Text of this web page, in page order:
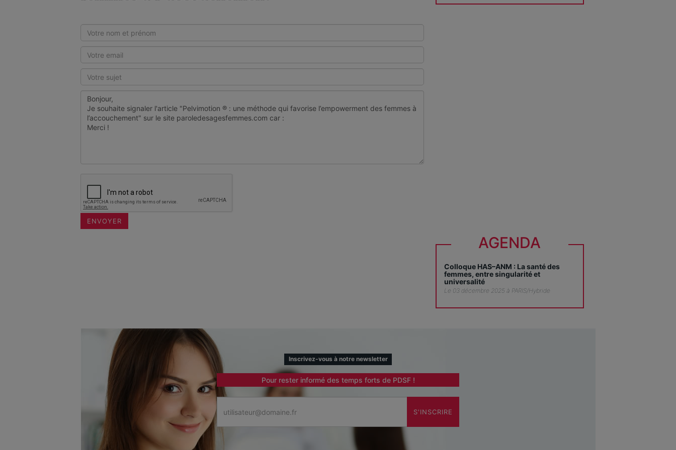
AGENDA
Colloque HAS–ANM : La santé des
femmes, entre singularité et
universalité
Le 03 décembre 2025 à PARIS/Hybride
Inscrivez-vous à notre newsletter
Pour rester informé des temps forts de PDSF !
S'INSCRIRE